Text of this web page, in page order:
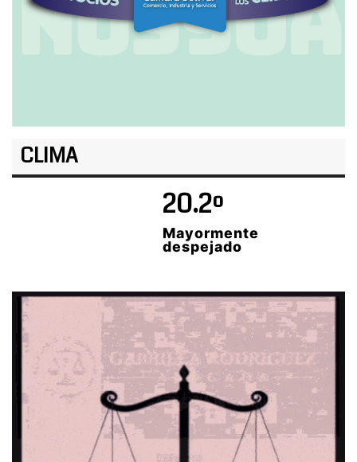
CLIMA
20.2º
Mayormente
despejado